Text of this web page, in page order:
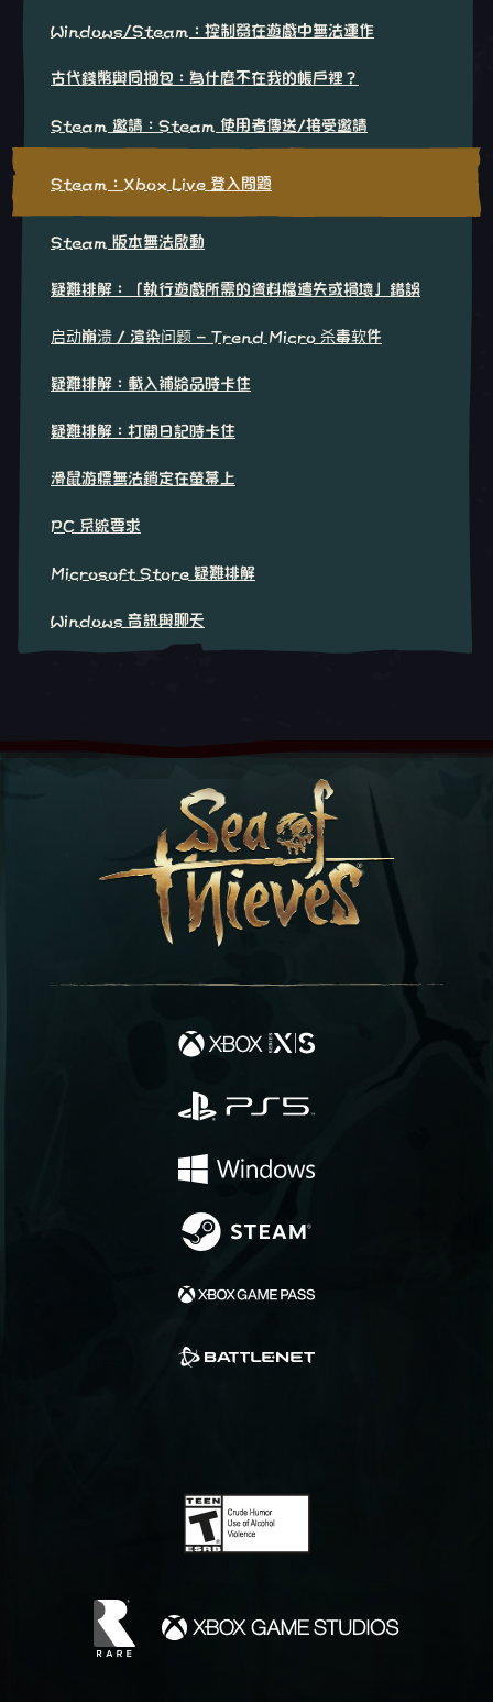
Windows/Steam：控制器在遊戲中無法運作
古代錢幣與同捆包：為什麼不在我的帳戶裡？
Steam 邀請：Steam 使用者傳送/接受邀請
Steam：Xbox Live 登入問題
Steam 版本無法啟動
疑難排解：「執行遊戲所需的資料檔遺失或損壞」錯誤
启动崩溃 / 渲染问题 - Trend Micro 杀毒软件
疑難排解：載入補給品時卡住
疑難排解：打開日記時卡住
滑鼠游標無法鎖定在螢幕上
PC 系統要求
Microsoft Store 疑難排解
Windows 音訊與聊天